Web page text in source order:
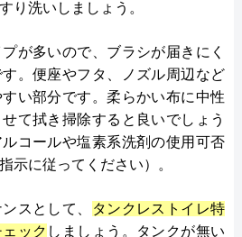
り洗いしましょう。
が多いので、ブラシが届きにく
。便座やフタ、ノズル周辺など
い部分です。柔らかい布に中性
て拭き掃除すると良いでしょう
コールや塩素系洗剤の使用可否
示に従ってください）。
スとして、
タンクレストイレ特
ック しましょう。タンクが無い